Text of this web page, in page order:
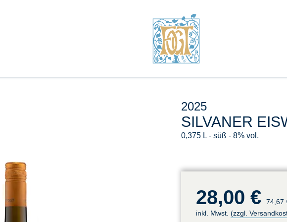
2025
SILVANER
0,375 L süß 8% vol.
28,00 €
74,67
inkl. Mwst. (zzgl.